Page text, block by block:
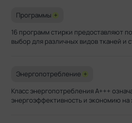
Программы +
16 программ стирки предоставляют
выбор для различных видов тканей и
Энергопотребление +
Класс энергопотребления A+++
энергоэффективность и экономию на